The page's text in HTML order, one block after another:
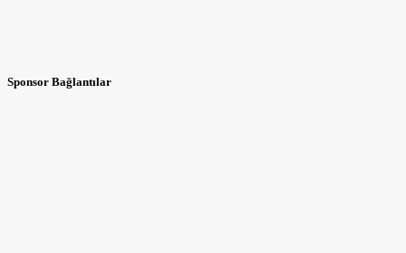
Sponsor Bağlantılar